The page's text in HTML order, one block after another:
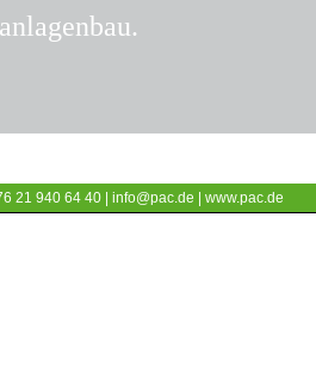
anlagenbau.
21 940 64 40 | info@pac.de www.pac.de